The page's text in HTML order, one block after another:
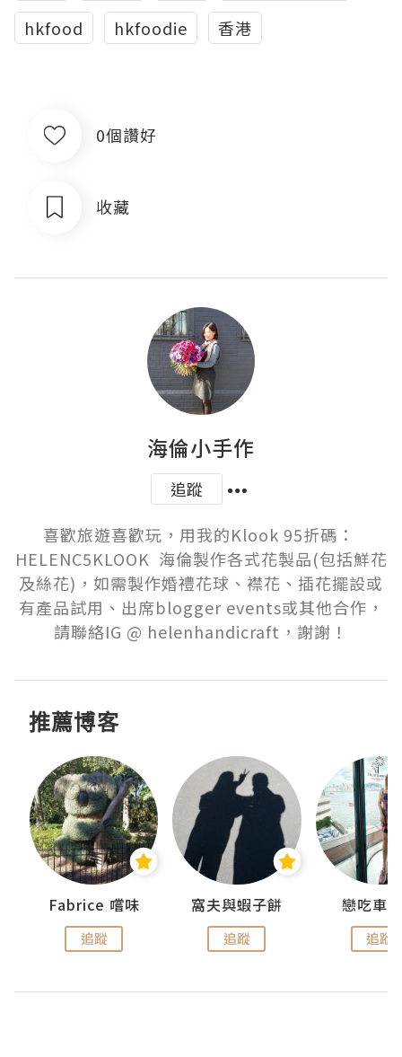
hkfood hkfoodie 香港
0個讚好
收藏
海倫小手作
追蹤
喜歡旅遊喜歡玩，用我的Klook 95折碼：
HELENC5KLOOK  海倫製作各式花製品(包括鮮花
及絲花)，如需製作婚禮花球、襟花、插花擺設或
有產品試用、出席blogger events或其他合作，
請聯絡IG @ helenhandicraft，謝謝！
推薦博客
Fabrice 嚐味
追蹤
窩夫與蝦子餅
追蹤
戀吃車
追蹤